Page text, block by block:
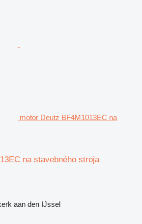
motor Deutz BF4M1013EC na
na stavebného stroja
aan den IJssel